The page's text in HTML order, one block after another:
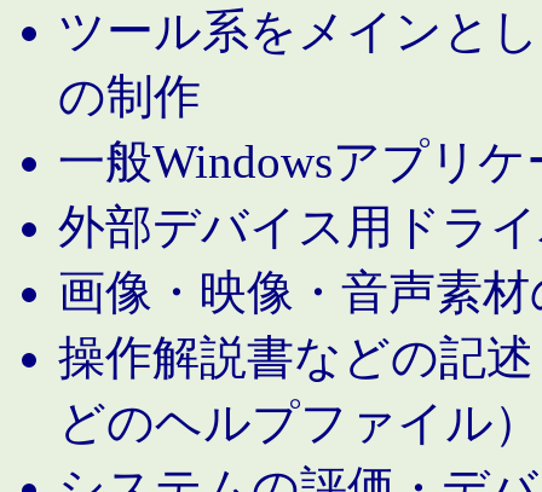
ツール系をメインと
の制作
一般Windowsアプリ
外部デバイス用ドラ
画像・映像・音声素
操作解説書などの記
どのヘルプファイル）